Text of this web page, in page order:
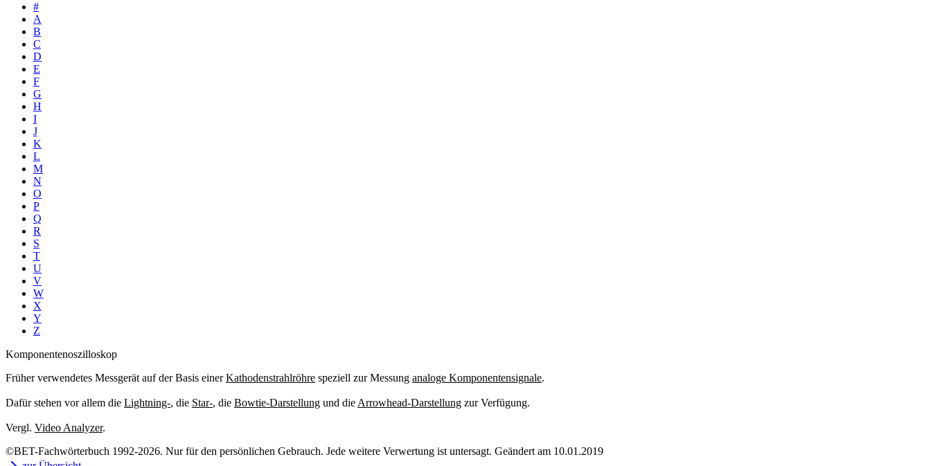
#
A
B
C
D
E
F
G
H
I
J
K
L
M
N
O
P
Q
R
S
T
U
V
W
X
Y
Z
Komponentenoszilloskop
Früher verwendetes Messgerät auf der Basis einerKathodenstrahlröhre speziell zur Messung analoge Komponentensignale.
Dafür stehen vor allem die Lightning-, die Star-, die Bowtie-Darstellung und die Arrowhead-Darstellung zur Verfügung.
Vergl. Video Analyzer.
©BET-Fachwörterbuch 1992-2026. Nur für den persönlichen Gebrauch. Jede weitere Verwertung ist untersagt. Geändert am 10.01.2019